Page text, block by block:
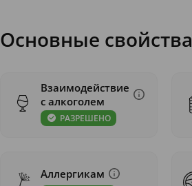
Основные свойства
Взаимодействие
с алкоголем
РАЗРЕШЕНО
Аллергикам